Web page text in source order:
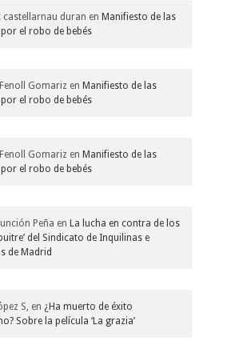
castellarnau duran en Manifiesto de las
el robo de bebés
Gomariz en Manifiesto de las
el robo de bebés
Gomariz en Manifiesto de las
el robo de bebés
Peña en La lucha en contra de los
del Sindicato de Inquilinas e
de Madrid
S, en ¿Ha muerto de éxito
Sobre la película ‘La grazia’